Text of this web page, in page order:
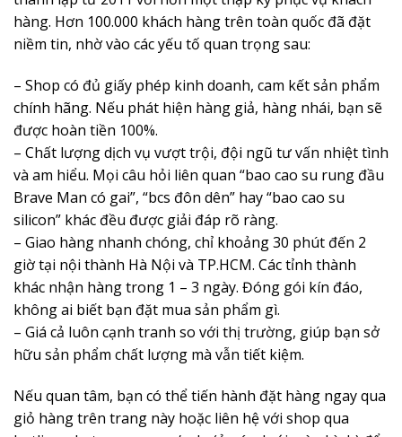
hàng. Hơn 100.000 khách hàng trên toàn quốc đã đặt
niềm tin, nhờ vào các yếu tố quan trọng sau:
– Shop có đủ giấy phép kinh doanh, cam kết sản phẩm
chính hãng. Nếu phát hiện hàng giả, hàng nhái, bạn sẽ
được hoàn tiền 100%.
– Chất lượng dịch vụ vượt trội, đội ngũ tư vấn nhiệt tình
và am hiểu. Mọi câu hỏi liên quan “bao cao su rung đầu
Brave Man có gai”, “bcs đôn dên” hay “bao cao su
silicon” khác đều được giải đáp rõ ràng.
– Giao hàng nhanh chóng, chỉ khoảng 30 phút đến 2
giờ tại nội thành Hà Nội và TP.HCM. Các tỉnh thành
khác nhận hàng trong 1 – 3 ngày. Đóng gói kín đáo,
không ai biết bạn đặt mua sản phẩm gì.
– Giá cả luôn cạnh tranh so với thị trường, giúp bạn sở
hữu sản phẩm chất lượng mà vẫn tiết kiệm.
Nếu quan tâm, bạn có thể tiến hành đặt hàng ngay qua
giỏ hàng trên trang này hoặc liên hệ với shop qua